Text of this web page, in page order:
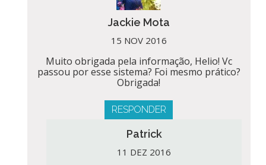
Jackie Mota
15 NOV 2016
Muito obrigada pela informação, Helio! Vc
passou por esse sistema? Foi mesmo prático?
Obrigada!
RESPONDER
Patrick
11 DEZ 2016